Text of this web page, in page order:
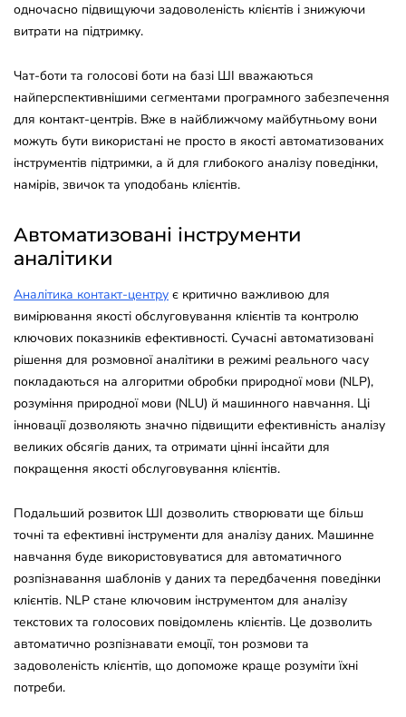
одночасно підвищуючи задоволеність клієнтів і знижуючи
витрати на підтримку.
Чат-боти та голосові боти на базі ШІ вважаються
найперспективнішими сегментами програмного забезпечення
для контакт-центрів. Вже в найближчому майбутньому вони
можуть бути використані не просто в якості автоматизованих
інструментів підтримки, а й для глибокого аналізу поведінки,
намірів, звичок та уподобань клієнтів.
Автоматизовані інструменти
аналітики
Аналітика контакт-центру є критично важливою для
вимірювання якості обслуговування клієнтів та контролю
ключових показників ефективності. Сучасні автоматизовані
рішення для розмовної аналітики в режимі реального часу
покладаються на алгоритми обробки природної мови (NLP),
розуміння природної мови (NLU) й машинного навчання. Ці
інновації дозволяють значно підвищити ефективність аналізу
великих обсягів даних, та отримати цінні інсайти для
покращення якості обслуговування клієнтів.
Подальший розвиток ШІ дозволить створювати ще більш
точні та ефективні інструменти для аналізу даних. Машинне
навчання буде використовуватися для автоматичного
розпізнавання шаблонів у даних та передбачення поведінки
клієнтів. NLP стане ключовим інструментом для аналізу
текстових та голосових повідомлень клієнтів. Це дозволить
автоматично розпізнавати емоції, тон розмови та
задоволеність клієнтів, що допоможе краще розуміти їхні
потреби.